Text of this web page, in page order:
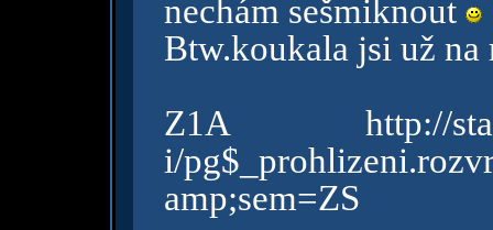
nechám sešmiknout
Btw.koukala jsi už na
Z1A http://
i/
amp;sem=ZS